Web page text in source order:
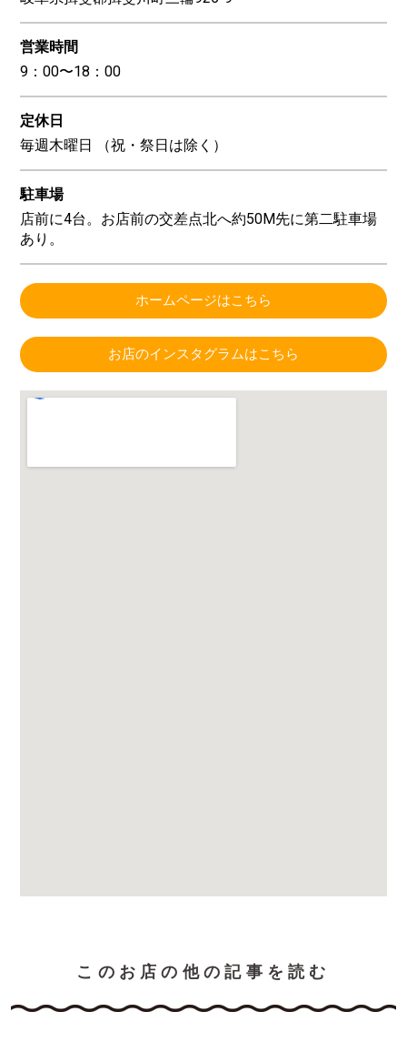
営業時間
9：00〜18：00
定休日
毎週木曜日 （祝・祭日は除く）
駐車場
店前に4台。お店前の交差点北へ約50M先に第二駐車場
あり。
ホームページはこちら
お店のインスタグラムはこちら
このお店の他の記事を読む